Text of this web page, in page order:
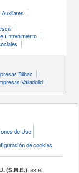
Entrenimiento
Bilbao
Valladolid
de Uso
de cookies
(S.M.E.), es el